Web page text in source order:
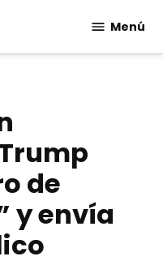
Menú
de
y envía